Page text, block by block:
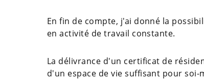
En fin de compte, j'ai donné la
en activité de travail constante.
La délivrance d'un certificat de
d'un espace de vie suffisant pour soi-